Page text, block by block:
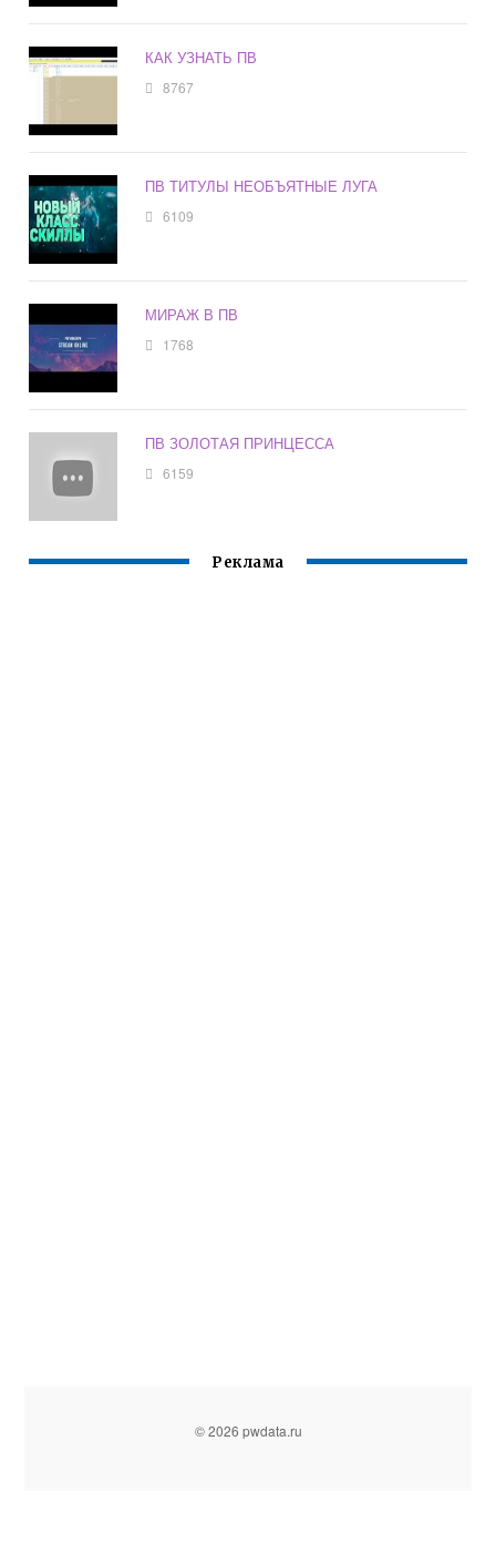
КАК УЗНАТЬ ПВ
8767
ПВ ТИТУЛЫ НЕОБЪЯТНЫЕ ЛУГА
6109
МИРАЖ В ПВ
1768
ПВ ЗОЛОТАЯ ПРИНЦЕССА
6159
Реклама
© 2026 pwdata.ru